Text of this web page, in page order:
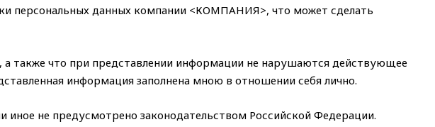
персональных данных компании <КОМПАНИЯ>, что может сделать
а также что при представлении информации не нарушаются действующее
информация заполнена мною в отношении себя лично.
иное не предусмотрено законодательством Российской Федерации.